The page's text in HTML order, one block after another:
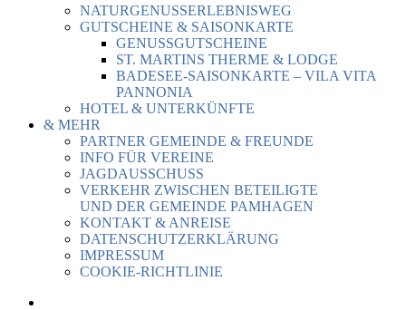
NATURGENUSSERLEBNISWEG
GUTSCHEINE & SAISONKARTE
GENUSSGUTSCHEINE
ST. MARTINS THERME & LODGE
BADESEE-SAISONKARTE – VILA VITA
PANNONIA
HOTEL & UNTERKÜNFTE
& MEHR
PARTNER GEMEINDE & FREUNDE
INFO FÜR VEREINE
JAGDAUSSCHUSS
VERKEHR ZWISCHEN BETEILIGTE
UND DER GEMEINDE PAMHAGEN
KONTAKT & ANREISE
DATENSCHUTZERKLÄRUNG
IMPRESSUM
COOKIE-RICHTLINIE